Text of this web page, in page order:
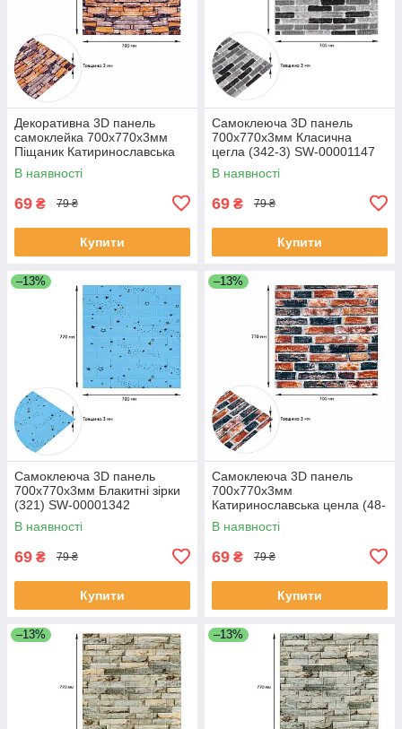
Декоративна 3D панель
самоклейка 700х770х3мм
Піщаник Катиринославська
цегла (045-3) SW-00000692
В наявності
69 ₴ 79 ₴
Купити
Самоклеюча 3D панель
700х770х3мм Класична
цегла (342-3) SW-00001147
В наявності
69 ₴ 79 ₴
Купити
–13%
Самоклеюча 3D панель
700х770х3мм Блакитні зірки
(321) SW-00001342
В наявності
69 ₴ 79 ₴
Купити
–13%
Самоклеюча 3D панель
700х770х3мм
Катиринославська ценла (48-
3) SW-00001165
В наявності
69 ₴ 79 ₴
Купити
–13% –13%